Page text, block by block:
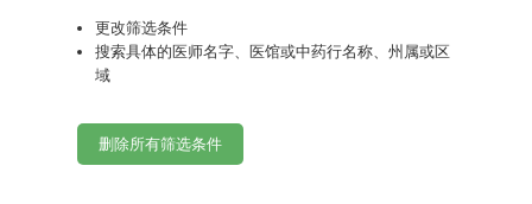
更改筛选条件
搜索具体的医师名字、医馆或中药行名称、州属或区
域
删除所有筛选条件